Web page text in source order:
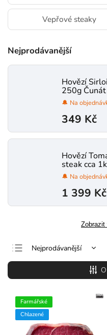
Vepřové steaky
Nejprodávanější
Hovězí
250g Čunát
🔔 Na
349 Kč
Hovězí
steak cca
🔔 Na
1 399 Kč
Zobrazit
Nejprodávanější
Nejlevnější
Nejdražší
Abecedně
Farmářské
Chlazené